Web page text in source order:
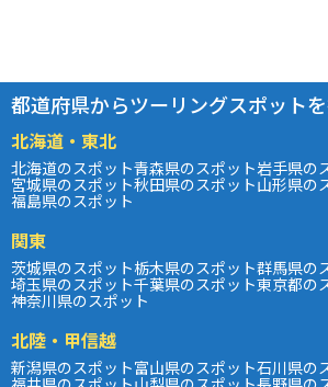
都道府県からツーリングスポット
北海道・東北
北海道のスポット青森県のスポット岩手県の
宮城県のスポット秋田県のスポット山形県の
福島県のスポット
関東
茨城県のスポット栃木県のスポット群馬県の
埼玉県のスポット千葉県のスポット東京都の
神奈川県のスポット
北陸・甲信越
新潟県のスポット富山県のスポット石川県の